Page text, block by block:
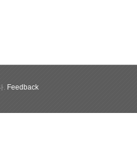
. Feedback